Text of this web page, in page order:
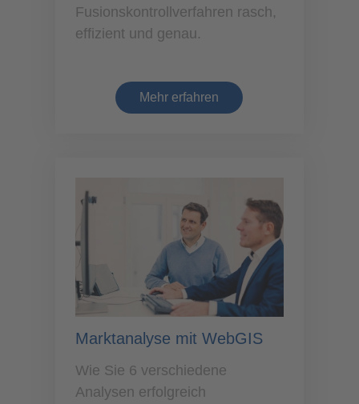
Fusionskontrollverfahren rasch,
effizient und genau.
Mehr erfahren
Marktanalyse mit WebGIS
Wie Sie 6 verschiedene
Analysen erfolgreich